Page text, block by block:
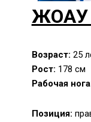
Возраст: 25
Рост: 178 см
Рабочая
Позиция: